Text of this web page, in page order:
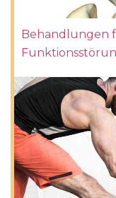
Behandlungen